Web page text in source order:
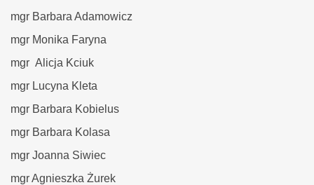
mgr Barbara Adamowicz
mgr Monika Faryna
mgr Alicja Kciuk
mgr Lucyna Kleta
mgr Barbara Kobielus
mgr Barbara Kolasa
mgr Joanna Siwiec
mgr Agnieszka Żurek